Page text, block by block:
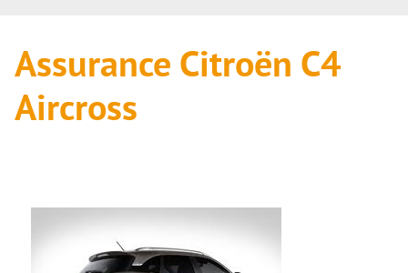
Assurance Citroën C4
Aircross